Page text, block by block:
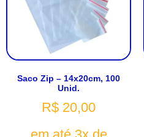
Saco Zip – 14x20cm, 100
Unid.
R$ 20,00